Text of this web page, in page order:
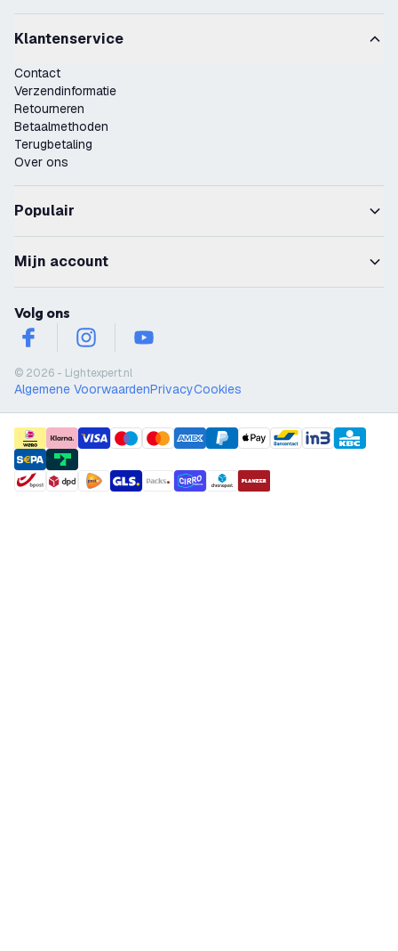
Klantenservice
Contact
Verzendinformatie
Retourneren
Betaalmethoden
Terugbetaling
Over ons
Populair
Mijn account
Volg ons
facebookinstagramyoutube
© 2026 - Lightexpert.nl
Algemene VoorwaardenPrivacyCookies
payment methods
shipment methods